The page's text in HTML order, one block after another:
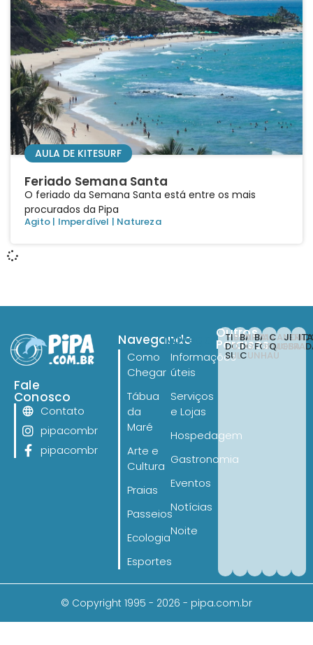
AULA DE KITESURF
Feriado Semana Santa
O feriado da Semana Santa está entre os mais
procurados da Pipa
Agito | Imperdível | Natureza
Fale
Conosco
Contato
pipacombr
pipacombr
Navegando
Como
Chegar
Tábua
da
Maré
Arte e
Cultura
Praias
Passeios
Ecologia
Esportes
Navegando
Informações
úteis
Serviços
e Lojas
Hospedagem
Gastronomia
Eventos
Notícias
Noite
Outros
Paraísos
TIBAU
DO
SUL
BARRA
DO
CUNHAÚ
BAIA
FORMOSA
CANOA
© Copyright 1995 - 2026 - pipa.com.br